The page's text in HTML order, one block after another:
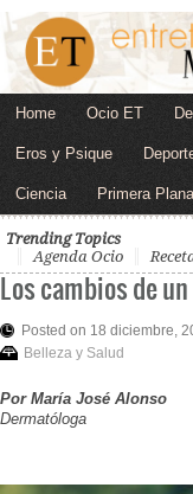
Home Ocio ET
Eros y Psique
Ciencia Primera Plana
Trending Topics
Agenda Ocio
Los cambios de
Posted on 18 diciembre,
Belleza y Salud
Por María José Alonso
Dermatóloga